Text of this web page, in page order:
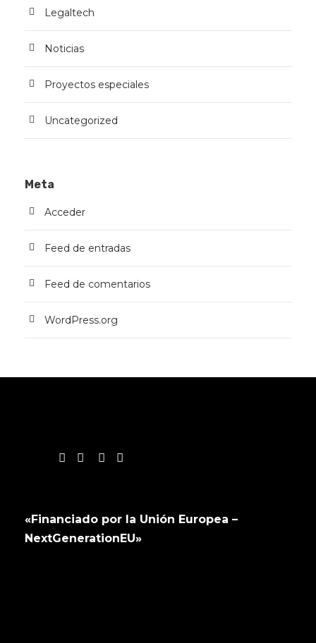
Legaltech
Noticias
Proyectos especiales
Uncategorized
Meta
Acceder
Feed de entradas
Feed de comentarios
WordPress.org
«Financiado por la Unión Europea –
NextGenerationEU»